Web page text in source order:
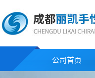
公司首页